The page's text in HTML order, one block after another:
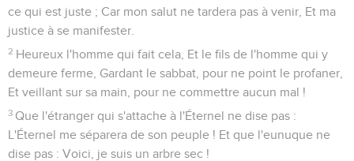
ce qui est juste ; Car mon salut ne tardera pas à venir, Et ma
justice à se manifester.
2 Heureux l'homme qui fait cela, Et le fils de l'homme qui y
demeure ferme, Gardant le sabbat, pour ne point le profaner,
Et veillant sur sa main, pour ne commettre aucun mal !
3 Que l'étranger qui s'attache à l'Éternel ne dise pas :
L'Éternel me séparera de son peuple ! Et que l'eunuque ne
dise pas : Voici, je suis un arbre sec !